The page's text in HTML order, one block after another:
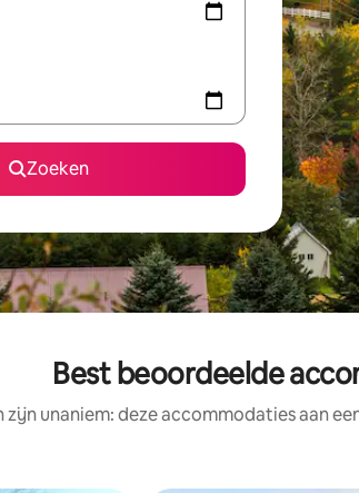
Zoeken
Best beoordeelde
zijn unaniem: deze accommodaties aan